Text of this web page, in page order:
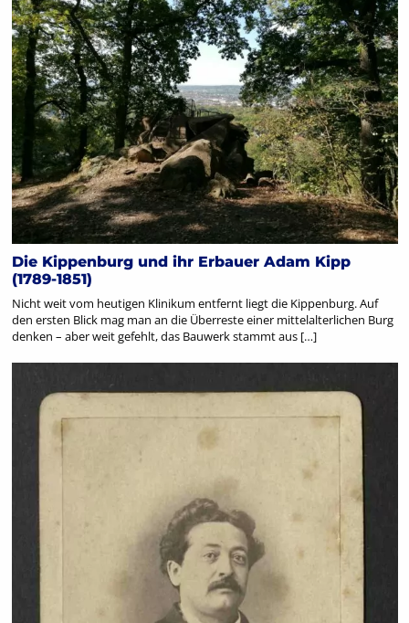
Die Kippenburg und ihr Erbauer Adam Kipp
(1789-1851)
Nicht weit vom heutigen Klinikum entfernt liegt die Kippenburg. Auf
den ersten Blick mag man an die Überreste einer mittelalterlichen Burg
denken – aber weit gefehlt, das Bauwerk stammt aus […]